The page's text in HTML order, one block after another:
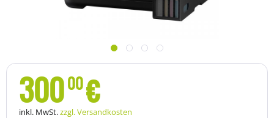
30000€
inkl. MwSt.zzgl. Versandkosten